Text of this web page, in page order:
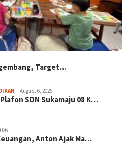
Target…
August 6, 2026
SDN Sukamaju 08 K…
Anton Ajak Ma…